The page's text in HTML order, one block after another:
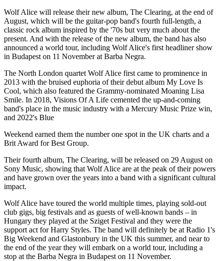
Wolf Alice will release their new album, The Clearing, at the end of
August, which will be the guitar-pop band's fourth full-length, a
classic rock album inspired by the '70s but very much about the
present. And with the release of the new album, the band has also
announced a world tour, including Wolf Alice's first headliner show
in Budapest on 11 November at Barba Negra.
The North London quartet Wolf Alice first came to prominence in
2013 with the bruised euphoria of their debut album My Love Is
Cool, which also featured the Grammy-nominated Moaning Lisa
Smile. In 2018, Visions Of A Life cemented the up-and-coming
band's place in the music industry with a Mercury Music Prize win,
and 2022's Blue
Weekend earned them the number one spot in the UK charts and a
Brit Award for Best Group.
Their fourth album, The Clearing, will be released on 29 August on
Sony Music, showing that Wolf Alice are at the peak of their powers
and have grown over the years into a band with a significant cultural
impact.
Wolf Alice have toured the world multiple times, playing sold-out
club gigs, big festivals and as guests of well-known bands – in
Hungary they played at the Sziget Festival and they were the
support act for Harry Styles. The band will definitely be at Radio 1's
Big Weekend and Glastonbury in the UK this summer, and near to
the end of the year they will embark on a world tour, including a
stop at the Barba Negra in Budapest on 11 November.